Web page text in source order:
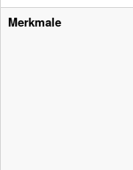
Merkmale